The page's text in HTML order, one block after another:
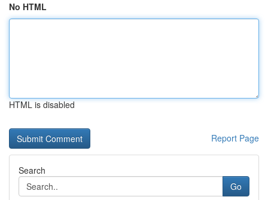
No HTML
HTML is disabled
Report Page
Search
Go